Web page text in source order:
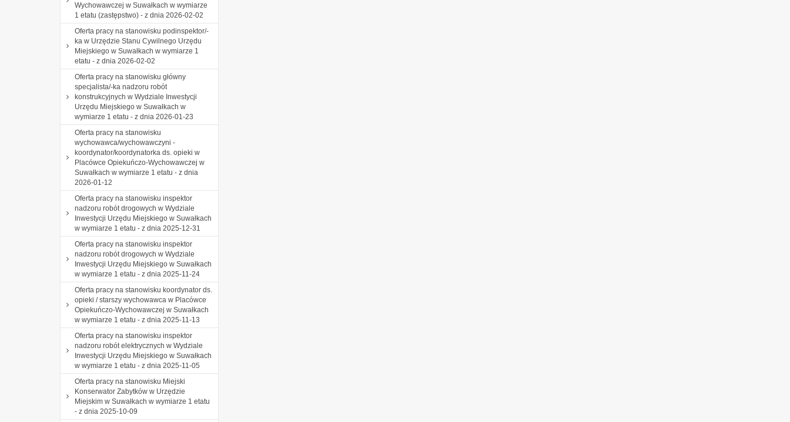
Wychowawczej w Suwałkach w wymiarze
1 etatu (zastępstwo) - z dnia 2026-02-02
Oferta pracy na stanowisku podinspektor/-
ka w Urzędzie Stanu Cywilnego Urzędu
Miejskiego w Suwałkach w wymiarze 1
etatu - z dnia 2026-02-02
Oferta pracy na stanowisku główny
specjalista/-ka nadzoru robót
konstrukcyjnych w Wydziale Inwestycji
Urzędu Miejskiego w Suwałkach w
wymiarze 1 etatu - z dnia 2026-01-23
Oferta pracy na stanowisku
wychowawca/wychowawczyni -
koordynator/koordynatorka ds. opieki w
Placówce Opiekuńczo-Wychowawczej w
Suwałkach w wymiarze 1 etatu - z dnia
2026-01-12
Oferta pracy na stanowisku inspektor
nadzoru robót drogowych w Wydziale
Inwestycji Urzędu Miejskiego w Suwałkach
w wymiarze 1 etatu - z dnia 2025-12-31
Oferta pracy na stanowisku inspektor
nadzoru robót drogowych w Wydziale
Inwestycji Urzędu Miejskiego w Suwałkach
w wymiarze 1 etatu - z dnia 2025-11-24
Oferta pracy na stanowisku koordynator ds.
opieki / starszy wychowawca w Placówce
Opiekuńczo-Wychowawczej w Suwałkach
w wymiarze 1 etatu - z dnia 2025-11-13
Oferta pracy na stanowisku inspektor
nadzoru robót elektrycznych w Wydziale
Inwestycji Urzędu Miejskiego w Suwałkach
w wymiarze 1 etatu - z dnia 2025-11-05
Oferta pracy na stanowisku Miejski
Konserwator Zabytków w Urzędzie
Miejskim w Suwałkach w wymiarze 1 etatu
- z dnia 2025-10-09